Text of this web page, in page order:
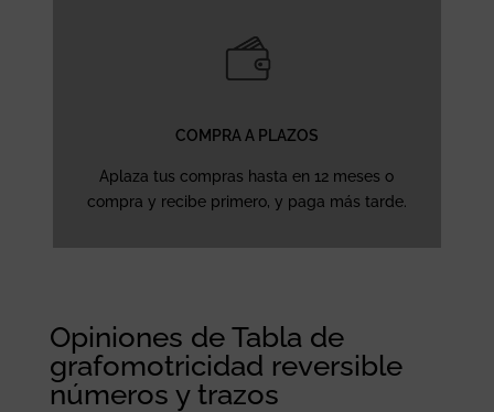
COMPRA A PLAZOS
Aplaza tus compras hasta en 12 meses o
compra y recibe primero, y paga más tarde.
Opiniones de Tabla de
grafomotricidad reversible
números y trazos